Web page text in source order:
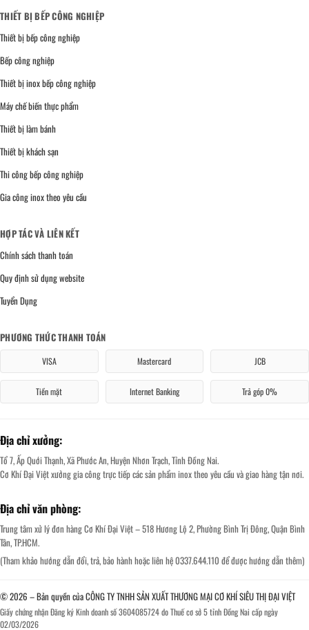
THIẾT BỊ BẾP CÔNG NGHIỆP
Thiết bị bếp công nghiệp
Bếp công nghiệp
Thiết bị inox bếp công nghiệp
Máy chế biến thực phẩm
Thiết bị làm bánh
Thiết bị khách sạn
Thi công bếp công nghiệp
Gia công inox theo yêu cầu
HỢP TÁC VÀ LIÊN KẾT
Chính sách thanh toán
Quy định sử dụng website
Tuyển Dụng
PHƯƠNG THỨC THANH TOÁN
VISA Mastercard JCB
Tiền mặt Internet Banking Trả góp 0%
Địa chỉ xưởng:
Tổ 7, Ấp Quới Thạnh, Xã Phước An, Huyện Nhơn Trạch, Tỉnh Đồng Nai.
Cơ Khí Đại Việt xưởng gia công trực tiếp các sản phẩm inox theo yêu cầu và giao hàng tận nơi.
Địa chỉ văn phòng:
Trung tâm xử lý đơn hàng Cơ Khí Đại Việt – 518 Hương Lộ 2, Phường Bình Trị Đông, Quận Bình
Tân, TP.HCM.
(Tham khảo hướng dẫn đổi, trả, bảo hành hoặc liên hệ 0337.644.110 để được hướng dẫn thêm)
© 2026 – Bản quyền của CÔNG TY TNHH SẢN XUẤT THƯƠNG MẠI CƠ KHÍ SIÊU THỊ ĐẠI VIỆT
Giấy chứng nhận Đăng ký Kinh doanh số 3604085724 do Thuế cơ sở 5 tỉnh Đồng Nai cấp ngày
02/03/2026